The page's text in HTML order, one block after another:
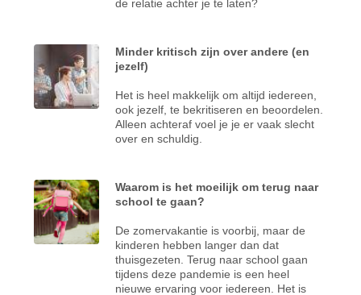
de relatie achter je te laten?
Minder kritisch zijn over andere (en
jezelf)
Het is heel makkelijk om altijd iedereen,
ook jezelf, te bekritiseren en beoordelen.
Alleen achteraf voel je je er vaak slecht
over en schuldig.
Waarom is het moeilijk om terug naar
school te gaan?
De zomervakantie is voorbij, maar de
kinderen hebben langer dan dat
thuisgezeten. Terug naar school gaan
tijdens deze pandemie is een heel
nieuwe ervaring voor iedereen. Het is